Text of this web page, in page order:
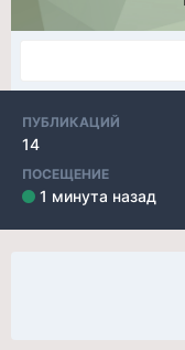
ПУБЛИКАЦИЙ
14
ПОСЕЩЕНИЕ
1 минута назад